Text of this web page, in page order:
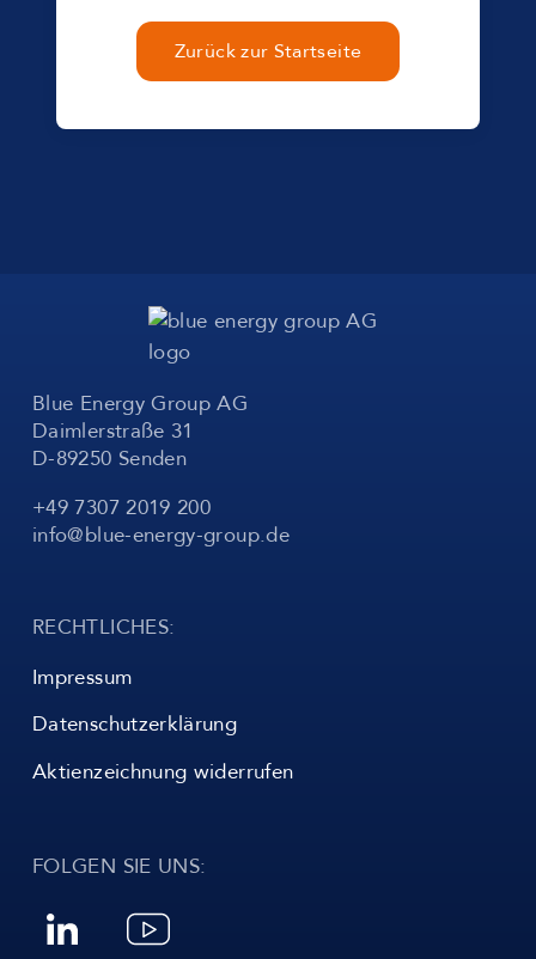
Zurück zur Startseite
Blue Energy Group AG
Daimlerstraße 31
D-89250 Senden
+49 7307 2019 200
info@blue-energy-group.de
RECHTLICHES:
Impressum
Datenschutzerklärung
Aktienzeichnung widerrufen
FOLGEN SIE UNS: